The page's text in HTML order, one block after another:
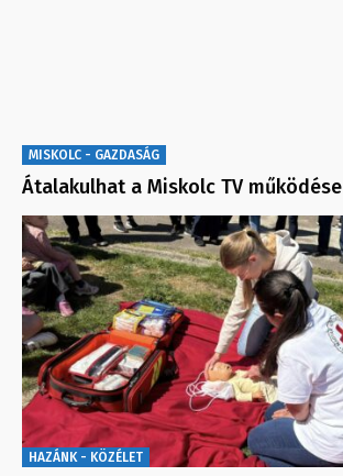
MISKOLC - GAZDASÁG
Átalakulhat a Miskolc TV működése
HAZÁNK - KÖZÉLET